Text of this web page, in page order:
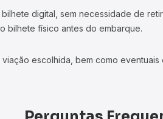
digital, sem necessidade de
bilhete físico antes do embarque.
escolhida, bem como